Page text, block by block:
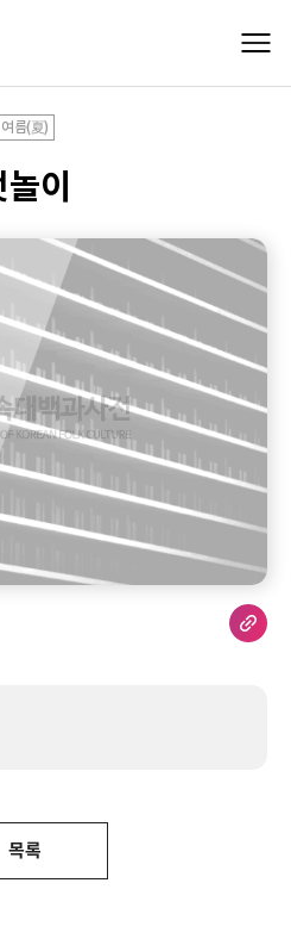
여름(夏)
이
목록